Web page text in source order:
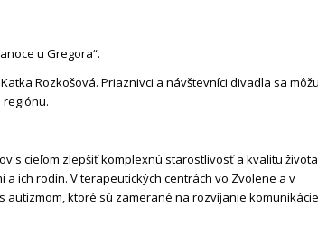
u Gregora“.
Rozkošová. Priaznivci a návštevníci divadla sa
regiónu.
s cieľom zlepšiť komplexnú starostlivosť a kvalitu života
ich rodín. V terapeutických centrách vo Zvolene a v
ktoré sú zamerané na rozvíjanie